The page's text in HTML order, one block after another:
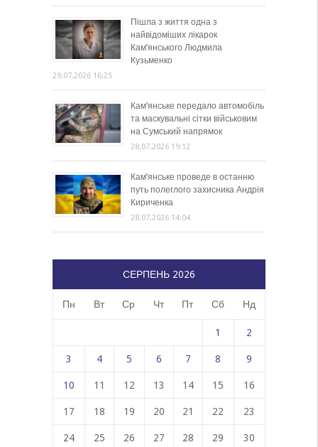
Пішла з життя одна з
найвідоміших лікарок
Кам’янського Людмила
Кузьменко
29.07.2026 16:25
Кам’янське передало автомобіль
та маскувальні сітки військовим
на Сумський напрямок
28.07.2026 19:12
Кам’янське проведе в останню
путь полеглого захисника Андрія
Кириченка
28.07.2026 14:04
СЕРПЕНЬ 2026
Пн Вт Ср Чт Пт Сб Нд
1 2
3 4 5 6 7 8 9
10 11 12 13 14 15 16
17 18 19 20 21 22 23
24 25 26 27 28 29 30